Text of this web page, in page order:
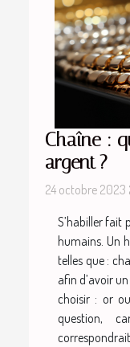
Chaîne :
argent ?
24 octobre 2023
S’habiller fait
humains. Un
telles que :
afin d’avoir
choisir : or
question,